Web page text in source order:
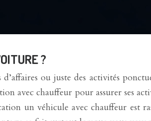
?
ou juste des activités
avec chauffeur pour assurer ses
un véhicule avec chauffeur est